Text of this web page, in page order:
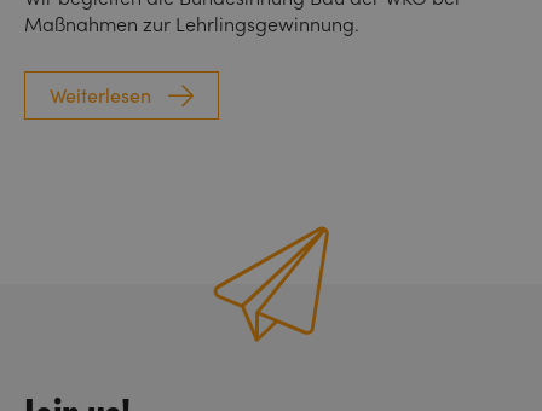
Maßnahmen zur Lehrlingsgewinnung.
Weiterlesen